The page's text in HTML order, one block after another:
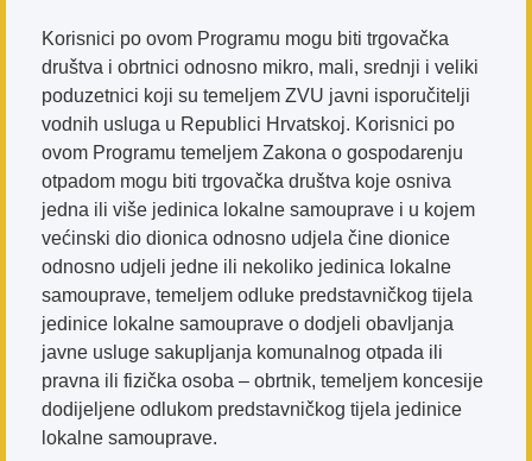
Korisnici po ovom Programu mogu biti trgovačka
društva i obrtnici odnosno mikro, mali, srednji i veliki
poduzetnici koji su temeljem ZVU javni isporučitelji
vodnih usluga u Republici Hrvatskoj. Korisnici po
ovom Programu temeljem Zakona o gospodarenju
otpadom mogu biti trgovačka društva koje osniva
jedna ili više jedinica lokalne samouprave i u kojem
većinski dio dionica odnosno udjela čine dionice
odnosno udjeli jedne ili nekoliko jedinica lokalne
samouprave, temeljem odluke predstavničkog tijela
jedinice lokalne samouprave o dodjeli obavljanja
javne usluge sakupljanja komunalnog otpada ili
pravna ili fizička osoba – obrtnik, temeljem koncesije
dodijeljene odlukom predstavničkog tijela jedinice
lokalne samouprave.